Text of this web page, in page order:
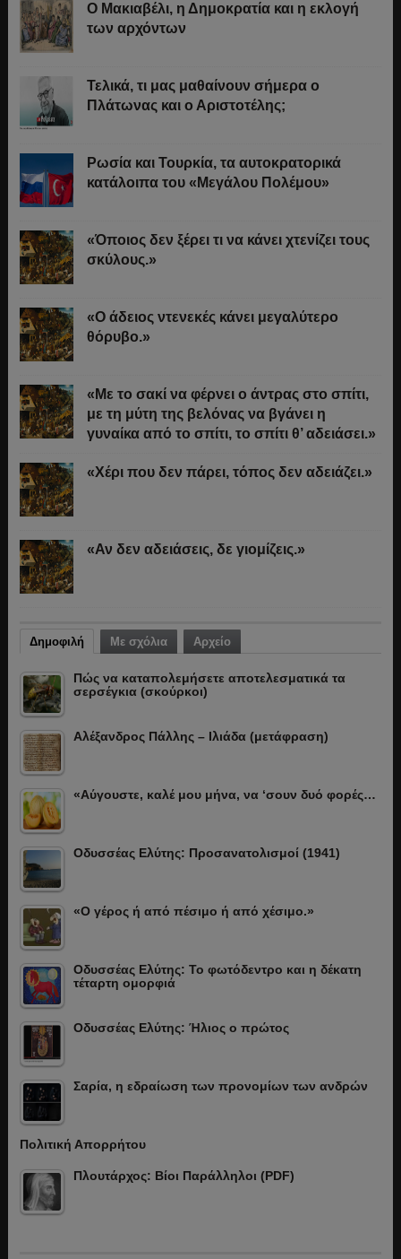
Ο Μακιαβέλι, η Δημοκρατία και η εκλογή
των αρχόντων
Τελικά, τι μας μαθαίνουν σήμερα ο
Πλάτωνας και ο Αριστοτέλης;
Ρωσία και Τουρκία, τα αυτοκρατορικά
κατάλοιπα του «Μεγάλου Πολέμου»
«Όποιος δεν ξέρει τι να κάνει χτενίζει τους
σκύλους.»
«Ο άδειος ντενεκές κάνει μεγαλύτερο
θόρυβο.»
«Με το σακί να φέρνει ο άντρας στο σπίτι,
με τη μύτη της βελόνας να βγάνει η
γυναίκα από το σπίτι, το σπίτι θ’ αδειάσει.»
«Χέρι που δεν πάρει, τόπος δεν αδειάζει.»
«Αν δεν αδειάσεις, δε γιομίζεις.»
Δημοφιλή Με σχόλια Αρχείο
Πώς να καταπολεμήσετε αποτελεσματικά τα
σερσέγκια (σκούρκοι)
Αλέξανδρος Πάλλης – Ιλιάδα (μετάφραση)
«Αύγουστε, καλέ μου μήνα, να ‘σουν δυό φορές…
Οδυσσέας Ελύτης: Προσανατολισμοί (1941)
«Ο γέρος ή από πέσιμο ή από χέσιμο.»
Οδυσσέας Ελύτης: Το φωτόδεντρο και η δέκατη
τέταρτη ομορφιά
Οδυσσέας Ελύτης: Ήλιος ο πρώτος
Σαρία, η εδραίωση των προνομίων των ανδρών
Πολιτική Απορρήτου
Πλουτάρχος: Βίοι Παράλληλοι (PDF)